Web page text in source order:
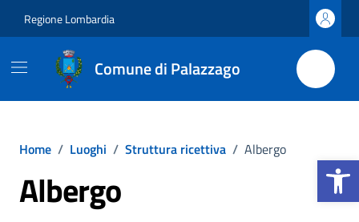
Apri la
Regione Lombardia
Comune di Palazzago
Home / Luoghi / Struttura ricettiva / Albergo
Albergo